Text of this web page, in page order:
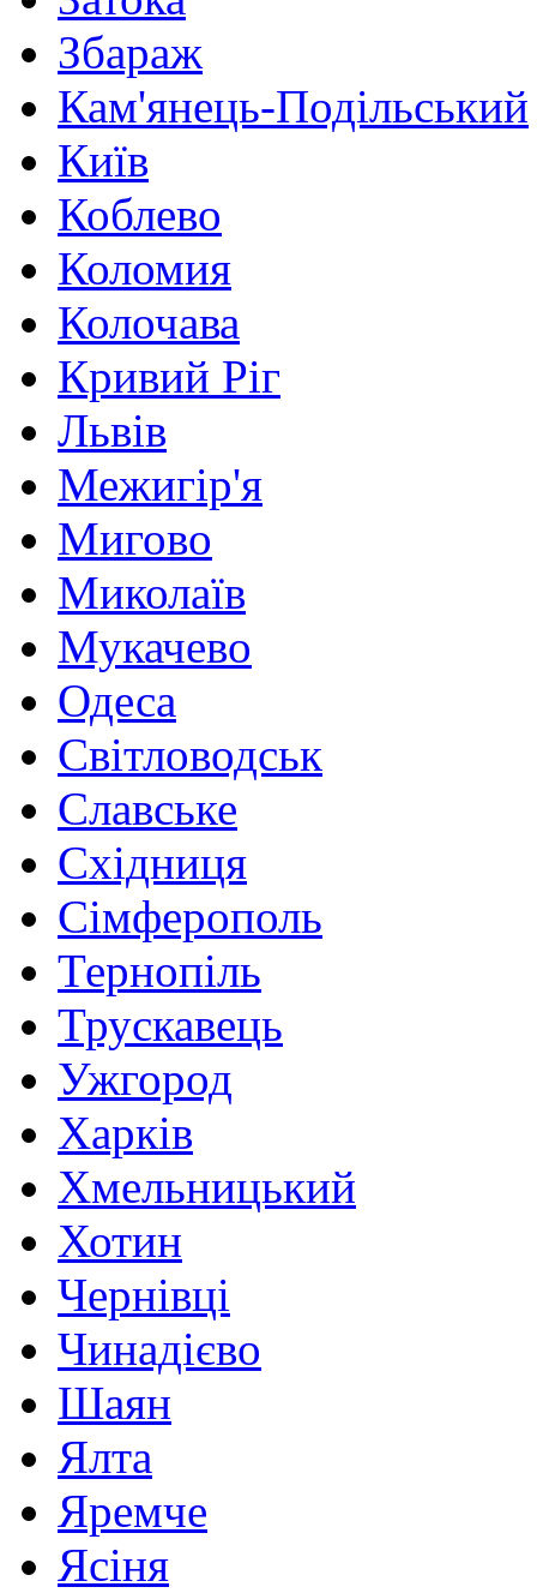
Збараж
Кам'янець-Подільський
Київ
Коблево
Коломия
Колочава
Кривий Ріг
Львів
Межигір'я
Мигово
Миколаїв
Мукачево
Одеса
Світловодськ
Славське
Східниця
Сімферополь
Тернопіль
Трускавець
Ужгород
Харків
Хмельницький
Хотин
Чернівці
Чинадієво
Шаян
Ялта
Яремче
Ясіня